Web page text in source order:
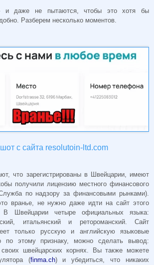
и даже не пытаются, чтобы это хотя бы
Разберем несколько моментов.
с сайта resolutoin-ltd.com
что зарегистрированы в Швейцарии, имеют
получили лицензию местного финансового
по надзору за финансовыми рынками).
вранье, не нужно даже идти на сайт этого
В Швейцарии четыре официальных языка:
итальянский и ретороманский. Сайт
только русскую и английскую языковые
по этому признаку, можно сделать вывод:
швейцарских корнях. Вы также можете
(finma.ch) и убедиться, что никаких